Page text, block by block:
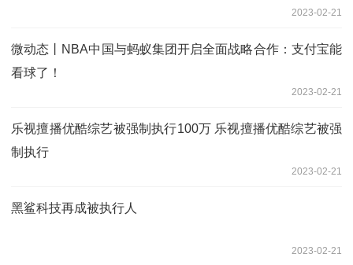
2023-02-21
微动态丨NBA中国与蚂蚁集团开启全面战略合作：支付宝能
看球了！
2023-02-21
乐视擅播优酷综艺被强制执行100万 乐视擅播优酷综艺被强
制执行
2023-02-21
黑鲨科技再成被执行人
2023-02-21